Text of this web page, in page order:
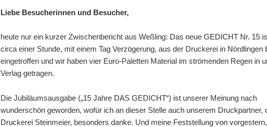
Liebe Besucherinnen und Besucher,
heute nur ein kurzer Zwischenbericht aus Weßling: Das neue GEDICHT Nr. 15
circa einer Stunde, mit einem Tag Verzögerung, aus der Druckerei in Nördlingen
eingetroffen und wir haben vier Euro-Paletten Material im strömenden Regen in
Verlag getragen.
Die Jubiläumsausgabe („15 Jahre DAS GEDICHT“) ist unserer Meinung nach
wunderschön geworden, wofür ich an dieser Stelle auch unserem Druckpartner,
Druckerei Steinmeier, besonders danke. Und meine Feststellung von